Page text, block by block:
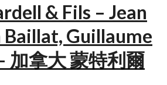
& Fils – Jean
Baillat, Guillaume
加拿大 蒙特利爾